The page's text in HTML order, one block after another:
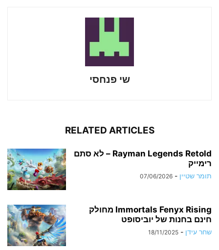
שי פנחסי
RELATED ARTICLES
Rayman Legends Retold – לא סתם
רימייק
תומר שטיין -
07/06/2026
Immortals Fenyx Rising מחולק
חינם בחנות של יוביסופט
שחר עידן -
18/11/2025